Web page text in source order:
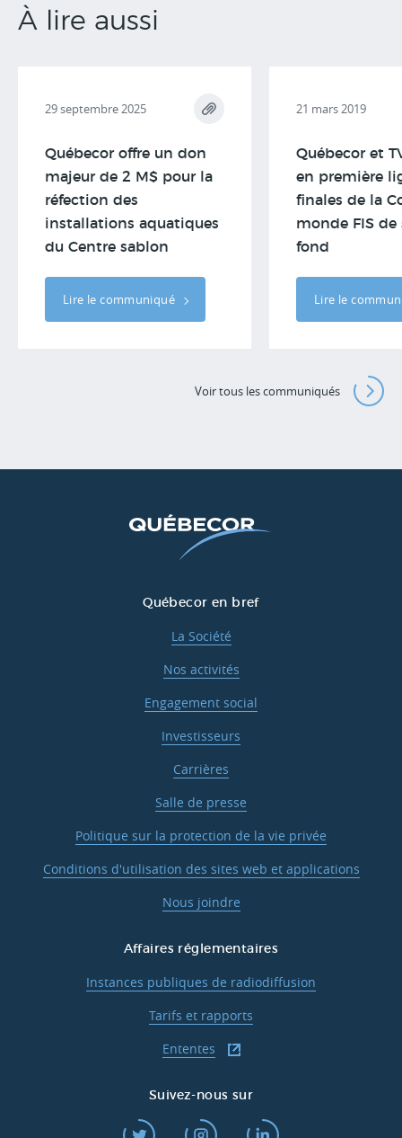
À lire aussi
29 septembre 2025
Québecor offre un don
majeur de 2 M$ pour la
réfection des
installations aquatiques
du Centre sablon
Lire le communiqué
21 mars 2019
Québecor et
en première
finales de la
monde FIS de
fond
Lire le
Voir tous les communiqués
Québecor en bref
La Société
Nos activités
Engagement social
Investisseurs
Carrières
Salle de presse
Politique sur la protection de la vie privée
Conditions d'utilisation des sites web et applications
Nous joindre
Affaires réglementaires
Instances publiques de radiodiffusion
Tarifs et rapports
Ententes
Suivez-nous sur